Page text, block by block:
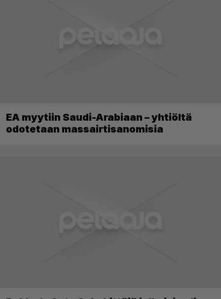
EA myytiin Saudi-Arabiaan – yhtiöltä
odotetaan massairtisanomisia